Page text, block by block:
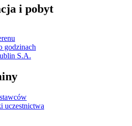
i pobyt
godzinach
S.A.
uczestnictwa